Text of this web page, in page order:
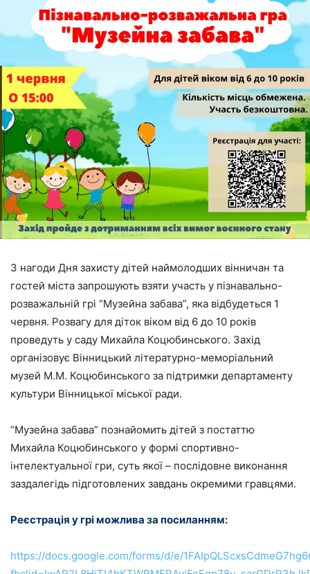
З нагоди Дня захисту дітей наймолодших вінничан та
гостей міста запрошують взяти участь у пізнавально-
розважальній грі “Музейна забава”, яка відбудеться 1
червня. Розвагу для діток віком від 6 до 10 років
проведуть у саду Михайла Коцюбинського. Захід
організовує Вінницький літературно-меморіальний
музей М.М. Коцюбинського за підтримки департаменту
культури Вінницької міської ради.
“Музейна забава” познайомить дітей з постаттю
Михайла Коцюбинського у формі спортивно-
інтелектуальної гри, суть якої – послідовне виконання
заздалегідь підготовлених завдань окремими гравцями.
Реєстрація у грі можлива за посиланням:
https://docs.google.com/forms/d/e/